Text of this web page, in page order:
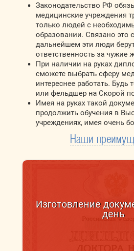
Законодательство РФ
медицинские учреждения
только людей с
образовании. Связано это
дальнейшем эти люди
ответственность за чужие
При наличии на руках
сможете выбрать сферу
интереснее работать. Будь
или фельдшер на Скорой
Имея на руках такой
продолжить обучения в
учреждениях, имея очень
Наши
Изготовление
день